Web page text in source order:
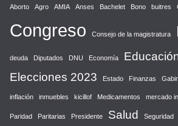
Aborto Agro AMIA Anses Bachelet Bono buitres
Congreso Consejo de la magistratura
deuda Diputados DNU Economía
Elecciones 2023 Estado Finanzas
inflación inmuebles kicillof Medicamentos mercado
Paridad Paritarias Presidente Salud Seguridad